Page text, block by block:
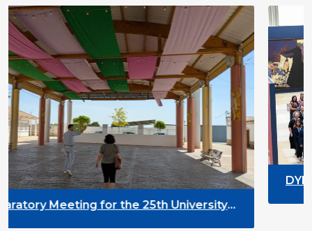
25th University
DYPALL Network at
2026 in Malta